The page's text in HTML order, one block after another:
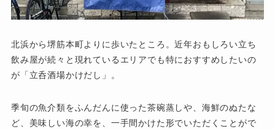
北浜から堺筋本町よりに歩いたところ。近年おもしろい立ち
飲み屋が続々と現れているエリアでも特におすすめしたいの
が「立呑酒場かけだし」。
季旬の魚介類をふんだんに使った茶碗蒸しや、海鮮のぬたな
ど、美味しい海の幸を、一手間かけた形でいただくことがで